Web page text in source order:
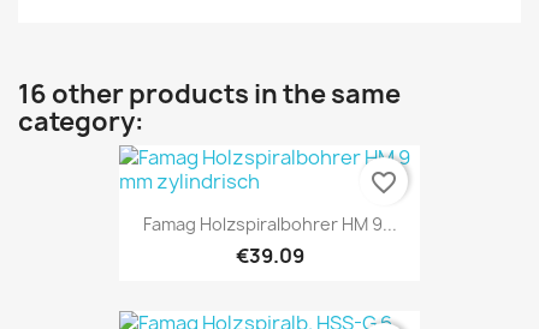
16 other products in the same
category:
Famag Holzspiralbohrer HM 9...
€39.09
favorite_border